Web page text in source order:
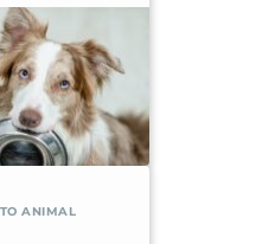
ANIMAL